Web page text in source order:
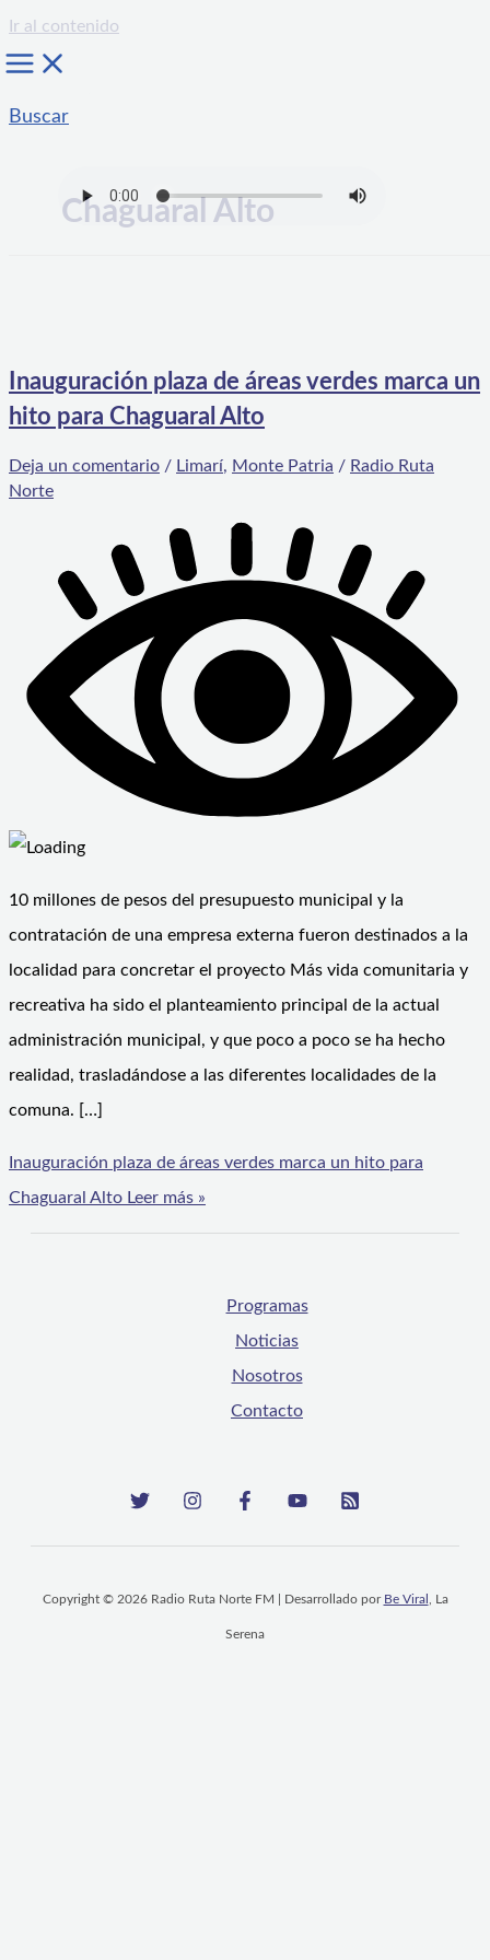
Ir al contenido
Buscar
Chaguaral Alto
Inauguración plaza de áreas verdes marca un
hito para Chaguaral Alto
Deja un comentario / Limarí, Monte Patria / Radio Ruta
Norte
10 millones de pesos del presupuesto municipal y la
contratación de una empresa externa fueron destinados a la
localidad para concretar el proyecto Más vida comunitaria y
recreativa ha sido el planteamiento principal de la actual
administración municipal, y que poco a poco se ha hecho
realidad, trasladándose a las diferentes localidades de la
comuna. […]
Inauguración plaza de áreas verdes marca un hito para
Chaguaral Alto Leer más »
Programas
Noticias
Nosotros
Contacto
Copyright © 2026 Radio Ruta Norte FM | Desarrollado por Be Viral , La
Serena